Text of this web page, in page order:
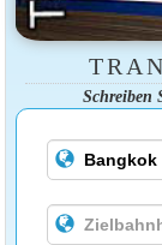
Schreiben